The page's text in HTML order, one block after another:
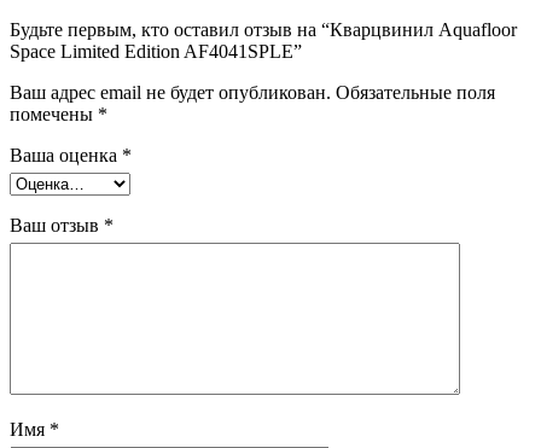
Будьте первым, кто оставил отзыв на “Кварцвинил Aquafloor
Space Limited Edition AF4041SPLE”
Ваш адрес email не будет опубликован. Обязательные поля
помечены *
Ваша оценка *
Ваш отзыв *
Имя *